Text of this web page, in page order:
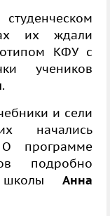
их ждали
КФУ с
учеников
и сели
начались
программе
подробно
школы Анна